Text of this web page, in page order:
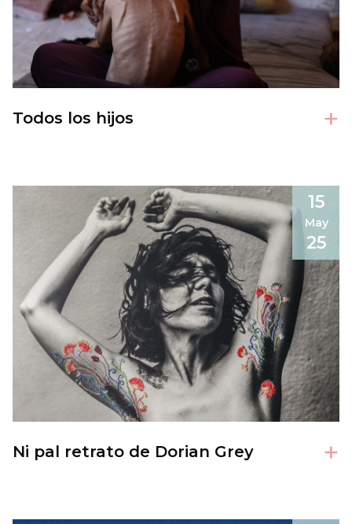
Todos los hijos +
15
May
25
Ni pal retrato de Dorian Grey +